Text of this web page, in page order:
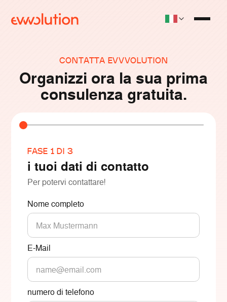
CONTATTA EVVVOLUTION
Organizzi ora la sua prima
consulenza gratuita.
FASE 1 DI 3
i tuoi dati di contatto
Per potervi contattare!
Nome completo
E-Mail
numero di telefono